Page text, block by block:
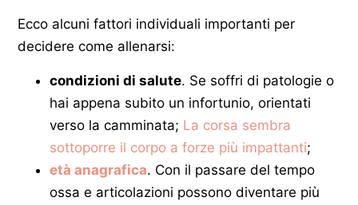
Ecco alcuni fattori individuali importanti per
decidere come allenarsi:
condizioni di salute. Se soffri di patologie o
hai appena subito un infortunio, orientati
verso la camminata; La corsa sembra
sottoporre il corpo a forze più impattanti;
età anagrafica. Con il passare del tempo
ossa e articolazioni possono diventare più